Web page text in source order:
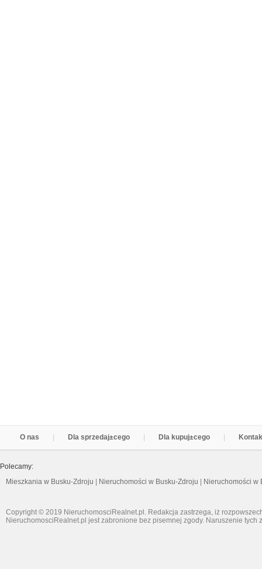
O nas Dla sprzedaj±cego Dla kupuj±cego
Polecamy:
Mieszkania w Busku-Zdroju | Nieruchomości w Busku-Zdroju | Nieruchomości w
Copyright © 2019 NieruchomosciRealnet.pl. Redakcja zastrzega, iż
NieruchomosciRealnet.pl jest zabronione bez pisemnej zgody. Naruszenie